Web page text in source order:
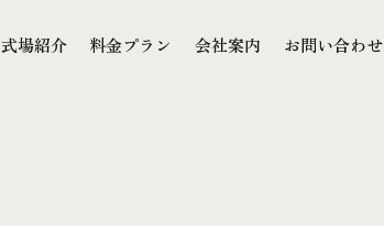
式場紹介
料金プラン
会社案内
お問い合わせ